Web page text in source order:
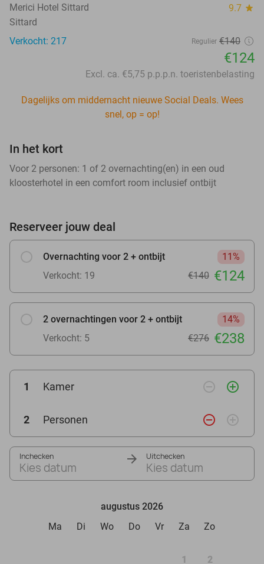
Merici Hotel Sittard 9.7 star
Sittard
Verkocht: 217
Regulier €140
€124
Excl. ca. €5,75 p.p.p.n. toeristenbelasting
Dagelijks om middernacht nieuwe Social Deals. Wees
snel, op = op!
In het kort
Voor 2 personen: 1 of 2 overnachting(en) in een oud
kloosterhotel in een comfort room inclusief ontbijt
Reserveer jouw deal
Overnachting voor 2 + ontbijt
11%
Verkocht: 19
€140 €124
2 overnachtingen voor 2 + ontbijt
14%
Verkocht: 5
€276 €238
1 Kamer remove_circle_outline add_circle_outline
2 Personen remove_circle_outline add_circle_outline
Inchecken
Kies datum
Uitchecken
Kies datum
augustus 2026
Ma
Di Wo Do Vr Za Zo
1 2